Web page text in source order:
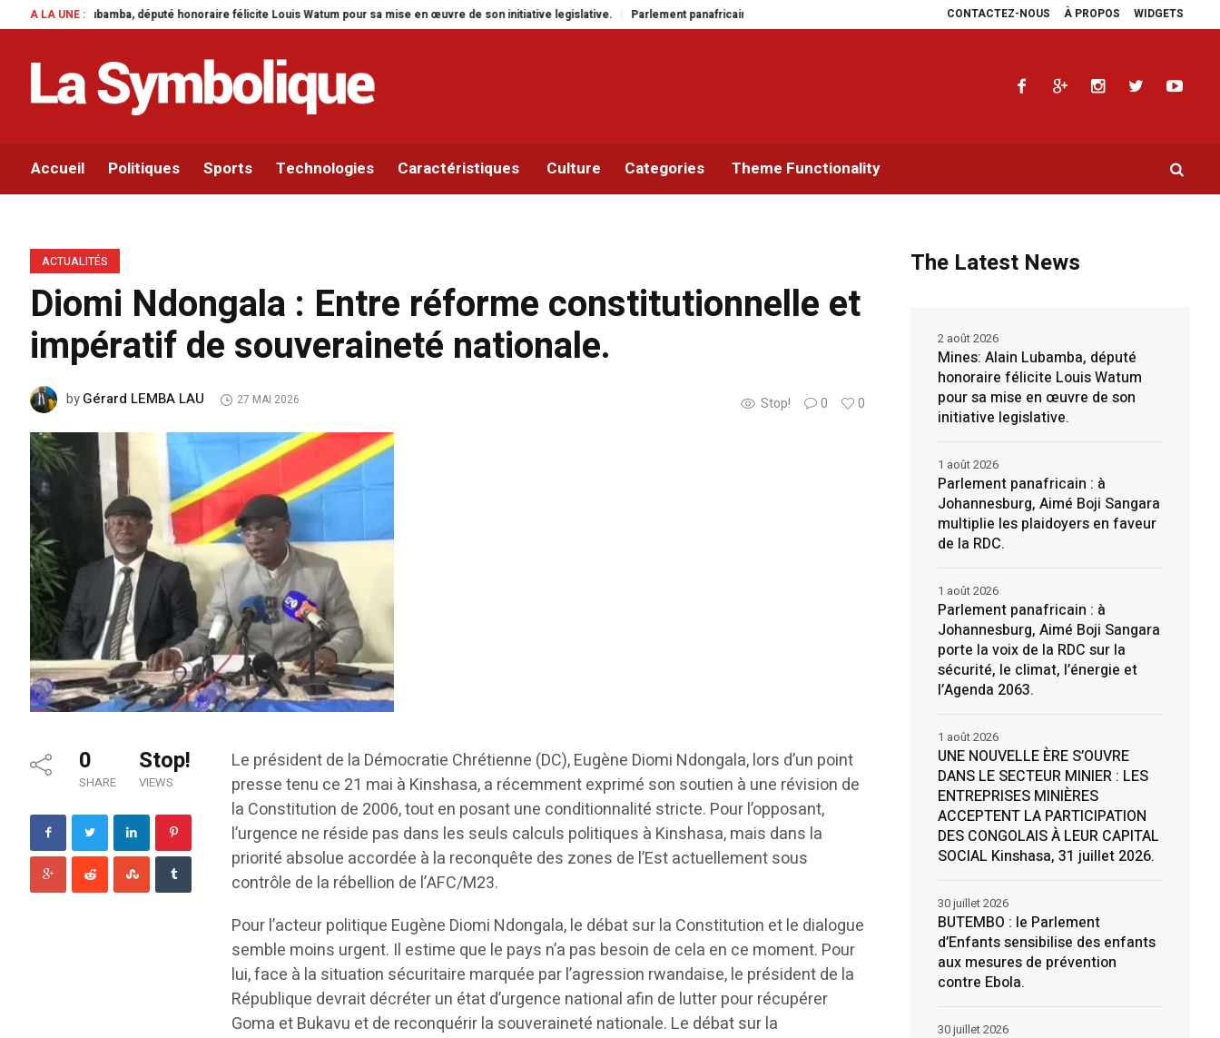
CONTACTEZ-NOUS À PROPOS WIDGETS
A LA UNE :
député honoraire félicite Louis Watum pour sa mise en œuvre de son initiative legislative. Parlement panafricain : à Johannesburg, Aimé Boji Sangara multiplie les plaidoyers en faveur de la RDC. Parlement panafricain : à
Accueil Politiques Sports Technologies Caractéristiques Culture Categories Theme Functionality
ACTUALITÉS
Diomi Ndongala : Entre réforme constitutionnelle et
impératif de souveraineté nationale.
Stop! 0 0
byGérard LEMBA LAU 27 MAI 2026
0
SHARE
Stop!
VIEWS
Le président de la Démocratie Chrétienne (DC), Eugène Diomi Ndongala, lors d’un point
presse tenu ce 21 mai à Kinshasa, a récemment exprimé son soutien à une révision de
la Constitution de 2006, tout en posant une conditionnalité stricte. Pour l’opposant,
l’urgence ne réside pas dans les seuls calculs politiques à Kinshasa, mais dans la
priorité absolue accordée à la reconquête des zones de l’Est actuellement sous
contrôle de la rébellion de l’AFC/M23.
Pour l’acteur politique Eugène Diomi Ndongala, le débat sur la Constitution et le dialogue
semble moins urgent. Il estime que le pays n’a pas besoin de cela en ce moment. Pour
lui, face à la situation sécuritaire marquée par l’agression rwandaise, le président de la
République devrait décréter un état d’urgence national afin de lutter pour récupérer
Goma et Bukavu et de reconquérir la souveraineté nationale. Le débat sur la
The Latest News
Mines: Alain Lubamba, député
honoraire félicite Louis Watum
pour sa mise en œuvre de son
initiative legislative.
2 août 2026
Parlement panafricain : à
Johannesburg, Aimé Boji Sangara
multiplie les plaidoyers en faveur
de la RDC.
1 août 2026
Parlement panafricain : à
Johannesburg, Aimé Boji Sangara
porte la voix de la RDC sur la
sécurité, le climat, l’énergie et
l’Agenda 2063.
1 août 2026
UNE NOUVELLE ÈRE S’OUVRE
DANS LE SECTEUR MINIER : LES
ENTREPRISES MINIÈRES
ACCEPTENT LA PARTICIPATION
DES CONGOLAIS À LEUR CAPITAL
SOCIAL Kinshasa, 31 juillet 2026.
1 août 2026
BUTEMBO : le Parlement
d’Enfants sensibilise des enfants
aux mesures de prévention
contre Ebola.
30 juillet 2026
30 juillet 2026